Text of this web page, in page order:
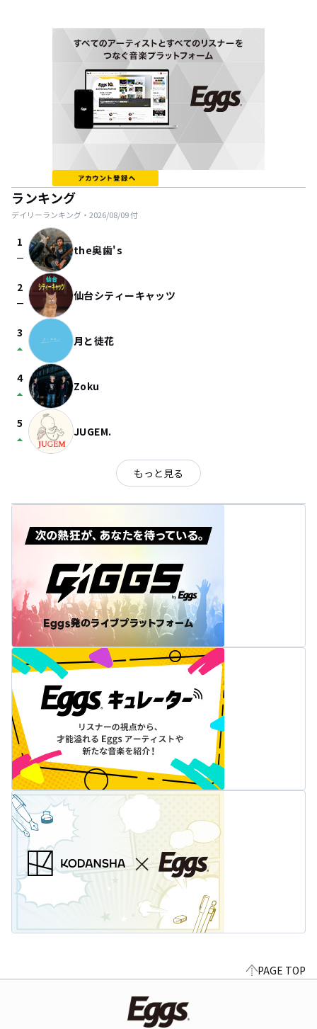
ランキング
デイリーランキング・ 2026/08/09付
1
check_indeterminate_small the奥歯's
2
check_indeterminate_small 仙台シティーキャッツ
3
arrow_drop_up 月と徒花
4
arrow_drop_up Zoku
5
arrow_drop_up JUGEM.
もっと見る
PAGE TOP